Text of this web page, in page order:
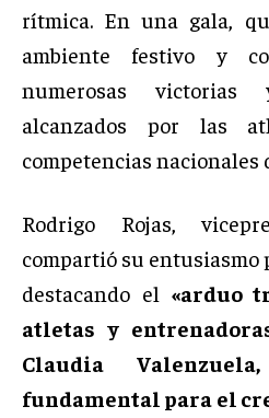
rítmica. En una gala,
ambiente festivo y
numerosas victorias
alcanzados por las
competencias nacionales
Rodrigo Rojas,
compartió su entusiasmo
destacando el «arduo
atletas y
Claudia
fundamental para el